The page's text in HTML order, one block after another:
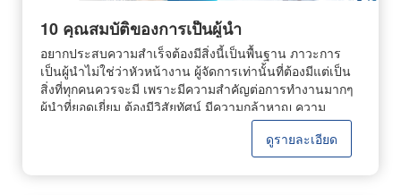
ไปที่อื่น ไม่เช่นนั้น ความรู้ที่คุณจะได้รับกลายเป็นศูนย์อย่าง
แน่นอน 4.กระตือรือร้นใครที่ฟังสัมมนาความรู้มีความ
กระตือรือร้น มักจะเป็นผู้ฟังที่มองเห็นประโยชน์หรือเห็น
คุณค่า จึงสนใจฟังเรื่องนั้นจริงๆ ซึ่งความกระตือรือร้นส่งผล
ดี ทำให้จิตใจ และความตั้งใจที่จะเก็บเกี่ยวความรู้ได้มาก
ที่สุด ไม่เพียงเท่านี้ ยังทำให้สมองเปิดรับความรู้ได้จำนวน
มากอีกด้วย 5.ไม่มีอคติคนที่มีอคติ ย่อมทำให้จิตใจร้อน ปิด
การรับฟัง ซึ่งไม่เป็นผลดีต่อตัวคุณเลย เพราะถ้าหากต้องการ
10 คุณสมบัติของการเป็นผู้นำ
อยากประสบความสำเร็จต้องมีสิ่งนี้เป็นพื้นฐาน ภาวะการ
เป็นผู้นำไม่ใช่ว่าหัวหน้างาน ผู้จัดการเท่านั้นที่ต้องมีแต่เป็น
สิ่งที่ทุกคนควรจะมี เพราะมีความสำคัญต่อการทำงานมากๆ
ผู้นำที่ยอดเยี่ยม ต้องมีวิสัยทัศน์ มีความกล้าหาญ ความ
ซื่อสัตย์ ความอ่อนน้อมถ่อมตน1.เห็นคุณค่าผู้นำที่ชาญฉลาด
จะให้ความสำคัญกับทีมและบุคคล เพราะตระหนักว่าความ
สำเร็จจะเกิดขึ้นได้ก็เพราะความช่วยเหลือของทีม ยิ่งไปกว่า
นั้นการเห็นคุณค่ายังช่วยให้กำลังใจพัฒนาความเชื่อมั่นและ
ดูรายละเอียด